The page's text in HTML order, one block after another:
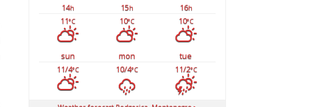
14h 15h 16h
11°C 10°C 10°C
sun mon
tue
11/4°C 10/4°C 11/2°C